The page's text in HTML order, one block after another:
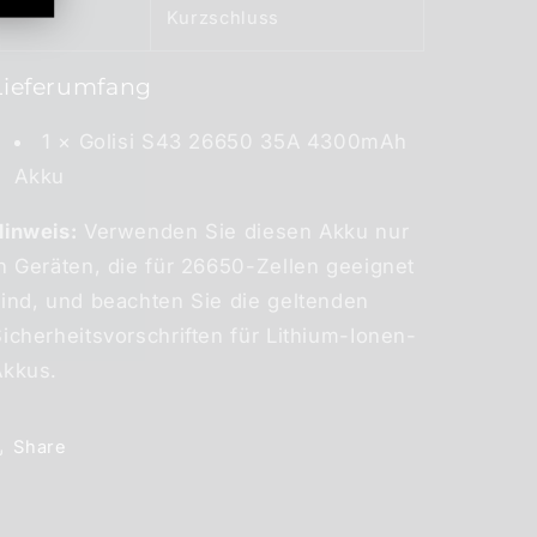
Kurzschluss
1 × Golisi S43 26650 35A 4300mAh
Akku
Verwenden Sie diesen Akku nur
Geräten, die für 26650-Zellen geeignet
und beachten Sie die geltenden
für Lithium-Ionen-
Share